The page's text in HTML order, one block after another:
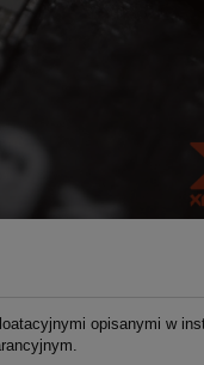
opisanymi w